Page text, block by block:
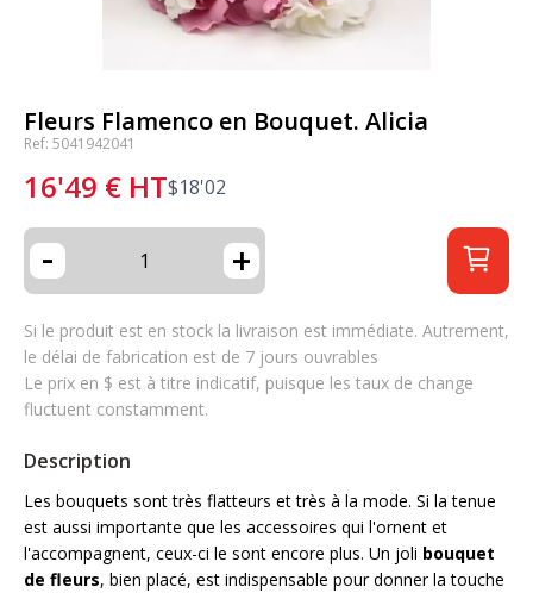
Fleurs Flamenco en Bouquet. Alicia
Ref: 5041942041
16'49 € HT$18'02
- +
Si le produit est en stock la livraison est immédiate. Autrement,
le délai de fabrication est de 7 jours ouvrables
Le prix en $ est à titre indicatif, puisque les taux de change
fluctuent constamment.
Description
Les bouquets sont très flatteurs et très à la mode. Si la tenue
est aussi importante que les accessoires qui l'ornent et
l'accompagnent, ceux-ci le sont encore plus. Un joli bouquet
de fleurs, bien placé, est indispensable pour donner la touche